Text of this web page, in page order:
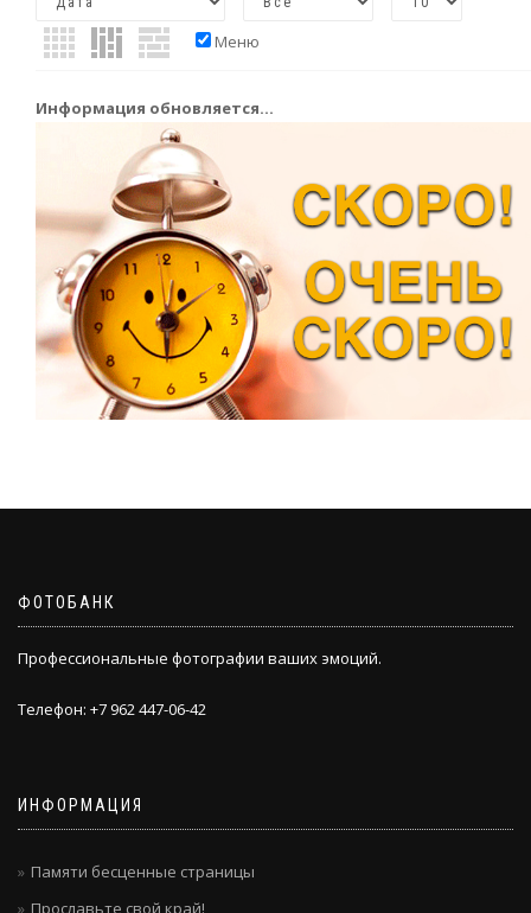
Меню
Информация обновляется...
ФОТОБАНК
Профессиональные фотографии ваших эмоций.
Телефон: +7 962 447-06-42
ИНФОРМАЦИЯ
Памяти бесценные страницы
Прославьте свой край!